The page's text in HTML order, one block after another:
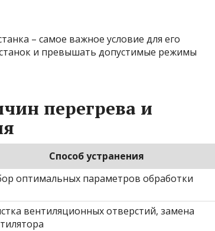
– самое важное условие для его
и превышать допустимые режимы
перегрева и
Способ устранения
оптимальных параметров обработки
вентиляционных отверстий, замена